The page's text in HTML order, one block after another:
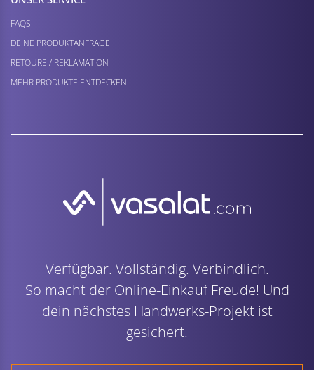
FAQS
DEINE PRODUKTANFRAGE
RETOURE / REKLAMATION
MEHR PRODUKTE ENTDECKEN
Verfügbar. Vollständig. Verbindlich.
So macht der Online-Einkauf Freude! Und
dein nächstes Handwerks-Projekt ist
gesichert.